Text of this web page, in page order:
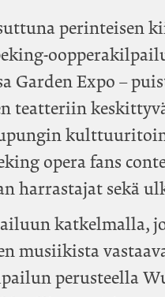
perinteisen
Garden Expo –
teatteriin
opera fans
harrastajat sekä
katkelmalla,
musiikista
perusteella